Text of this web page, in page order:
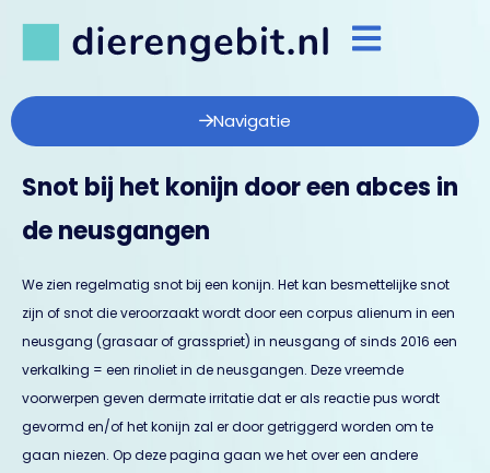
Navigatie
Snot bij het konijn door een abces in
de neusgangen
We zien regelmatig snot bij een konijn. Het kan besmettelijke snot
zijn of snot die veroorzaakt wordt door een corpus alienum in een
neusgang (grasaar of grasspriet) in neusgang of sinds 2016 een
verkalking = een rinoliet in de neusgangen. Deze vreemde
voorwerpen geven dermate irritatie dat er als reactie pus wordt
gevormd en/of het konijn zal er door getriggerd worden om te
gaan niezen. Op deze pagina gaan we het over een andere